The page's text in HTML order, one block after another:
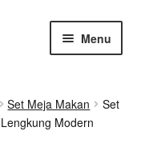
Menu
Set Meja Makan
Set
Modern